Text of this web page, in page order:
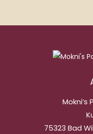
Mokni’s
75323 Bad